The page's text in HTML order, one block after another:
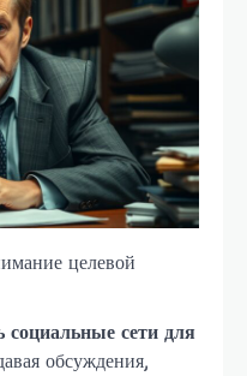
целевой
сети для
обсуждения,